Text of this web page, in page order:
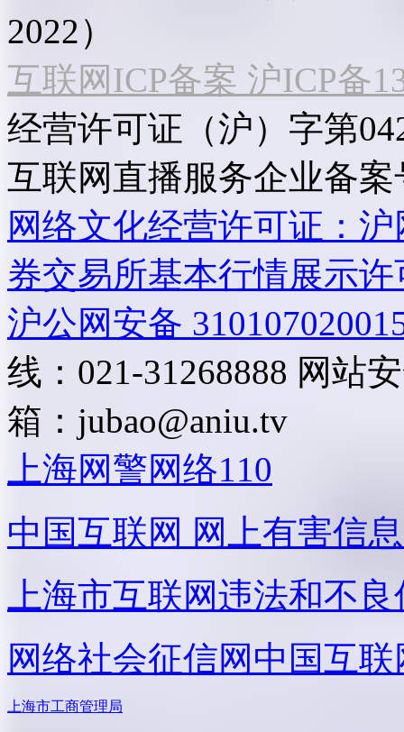
2022）
互联网ICP备案 沪ICP备
经营许可证（沪）字第
互联网直播服务企业备案
网络文化经营许可证：
券交易所基本行情展示许
沪公网安备
线：021-31268888 网站
箱： jubao@aniu.tv
上海网警网络110
中国互联网 网上有害信
上海市互联网违法和不
网络社会征信网 中国互
上海市工商管理局